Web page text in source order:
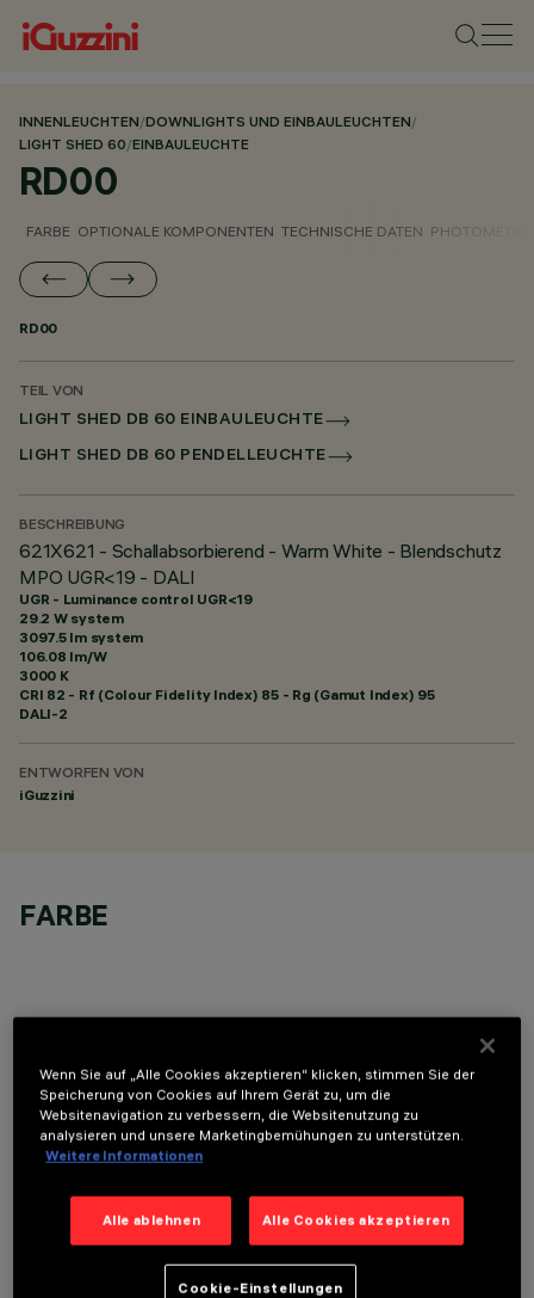
INNENLEUCHTEN/DOWNLIGHTS UND EINBAULEUCHTEN/
LIGHT SHED 60/EINBAULEUCHTE
RD00
FARBE OPTIONALE KOMPONENTEN TECHNISCHE DATEN
RD00
TEIL VON
LIGHT SHED DB 60 EINBAULEUCHTE
LIGHT SHED DB 60 PENDELLEUCHTE
BESCHREIBUNG
621X621 - Schallabsorbierend - Warm White - Blendschutz
MPO UGR<19 - DALI
UGR - Luminance control UGR<19
29.2 W system
3097.5 lm system
106.08 lm/W
3000 K
CRI 82 - Rf (Colour Fidelity Index) 85 - Rg (Gamut Index) 95
DALI-2
ENTWORFEN VON
iGuzzini
FARBE
OPTIONALE KOMPONENTEN
TECHNISCHE DATEN
Wenn Sie auf „Alle Cookies akzeptieren“ klicken, stimmen Sie der
Speicherung von Cookies auf Ihrem Gerät zu, um die
Websitenavigation zu verbessern, die Websitenutzung zu
analysieren und unsere Marketingbemühungen zu unterstützen.
Weitere Informationen
Alle ablehnen Alle Cookies akzeptieren
Cookie-Einstellungen